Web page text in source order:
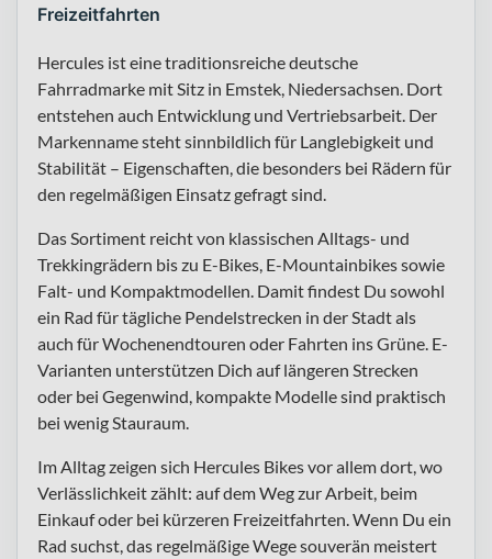
Freizeitfahrten
Hercules ist eine traditionsreiche deutsche
Fahrradmarke mit Sitz in Emstek, Niedersachsen. Dort
entstehen auch Entwicklung und Vertriebsarbeit. Der
Markenname steht sinnbildlich für Langlebigkeit und
Stabilität – Eigenschaften, die besonders bei Rädern für
den regelmäßigen Einsatz gefragt sind.
Das Sortiment reicht von klassischen Alltags- und
Trekkingrädern bis zu E-Bikes, E-Mountainbikes sowie
Falt- und Kompaktmodellen. Damit findest Du sowohl
ein Rad für tägliche Pendelstrecken in der Stadt als
auch für Wochenendtouren oder Fahrten ins Grüne. E-
Varianten unterstützen Dich auf längeren Strecken
oder bei Gegenwind, kompakte Modelle sind praktisch
bei wenig Stauraum.
Im Alltag zeigen sich Hercules Bikes vor allem dort, wo
Verlässlichkeit zählt: auf dem Weg zur Arbeit, beim
Einkauf oder bei kürzeren Freizeitfahrten. Wenn Du ein
Rad suchst, das regelmäßige Wege souverän meistert